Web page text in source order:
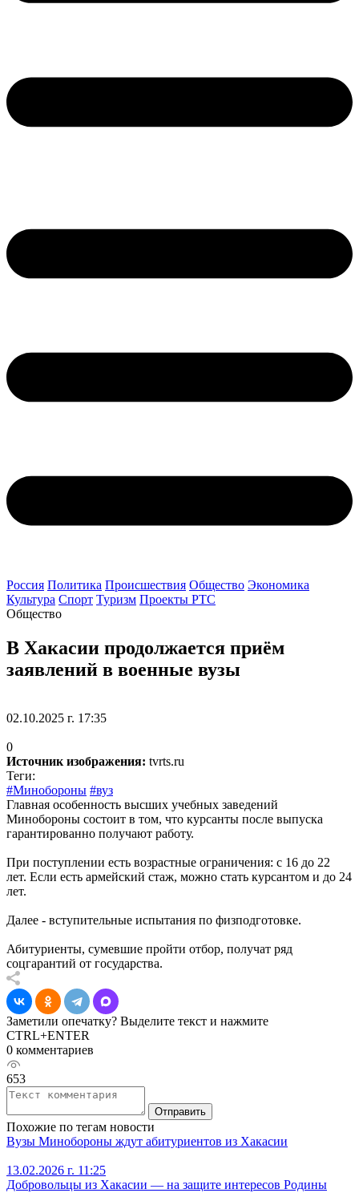
Россия Политика Происшествия Общество Экономика
Культура Спорт Туризм Проекты РТС
Общество
В Хакасии продолжается приём
заявлений в военные вузы
02.10.2025 г. 17:35
0
Источник изображения: tvrts.ru
Теги:
#Минобороны #вуз
Главная особенность высших учебных заведений
Минобороны состоит в том, что курсанты после выпуска
гарантированно получают работу.
При поступлении есть возрастные ограничения: с 16 до 22
лет. Если есть армейский стаж, можно стать курсантом и до 24
лет.
Далее - вступительные испытания по физподготовке.
Абитуриенты, сумевшие пройти отбор, получат ряд
соцгарантий от государства.
Заметили опечатку? Выделите текст и нажмите
CTRL+ENTER
0 комментариев
653
Отправить
Похожие по тегам новости
Вузы Минобороны ждут абитуриентов из Хакасии
13.02.2026 г. 11:25
Добровольцы из Хакасии — на защите интересов Родины